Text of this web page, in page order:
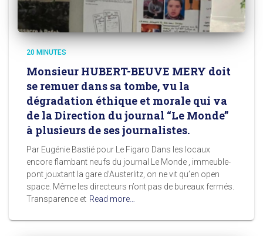
20 MINUTES
Monsieur HUBERT-BEUVE MERY doit
se remuer dans sa tombe, vu la
dégradation éthique et morale qui va
de la Direction du journal “Le Monde”
à plusieurs de ses journalistes.
Par Eugénie Bastié pour Le Figaro Dans les locaux
encore flambant neufs du journal Le Monde , immeuble-
pont jouxtant la gare d’Austerlitz, on ne vit qu’en open
space. Même les directeurs n’ont pas de bureaux fermés.
Transparence et Read more…